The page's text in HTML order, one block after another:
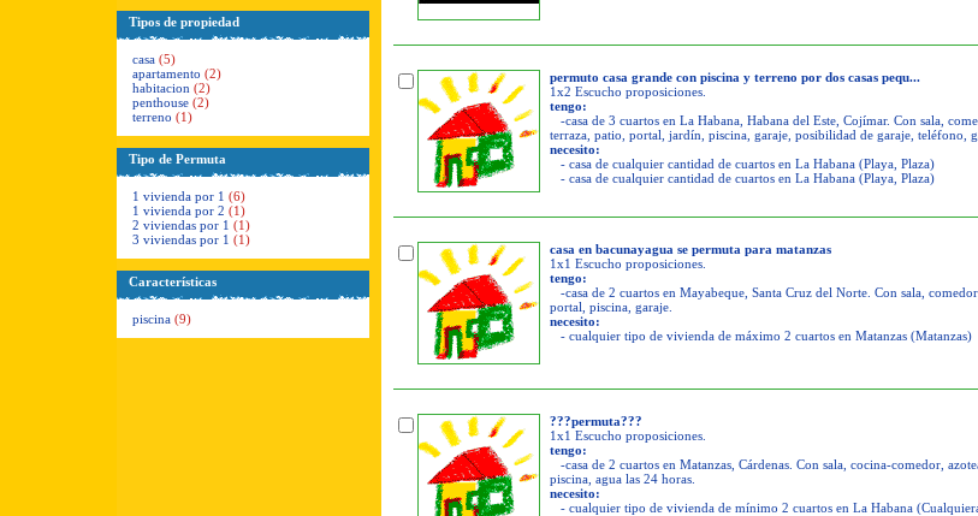
Tipos de propiedad
casa (5)
apartamento (2)
habitacion (2)
penthouse (2)
terreno (1)
Tipo de Permuta
1 vivienda por 1 (6)
1 vivienda por 2 (1)
2 viviendas por 1 (1)
3 viviendas por 1 (1)
Características
piscina (9)
permuto casa grande con piscina y terreno por dos casas pequ...
1x2 Escucho proposiciones.
tengo:
-casa de 3 cuartos en La Habana, Habana del Este, Cojímar. Con sala,
terraza, patio, portal, jardín, piscina, garaje, posibilidad de garaje, teléfono,
necesito:
- casa de cualquier cantidad de cuartos en La Habana (Playa, Plaza)
- casa de cualquier cantidad de cuartos en La Habana (Playa, Plaza)
casa en bacunayagua se permuta para matanzas
1x1 Escucho proposiciones.
tengo:
-casa de 2 cuartos en Mayabeque, Santa Cruz del Norte. Con sala,
portal, piscina, garaje.
necesito:
- cualquier tipo de vivienda de máximo 2 cuartos en Matanzas (Matanzas)
???permuta???
1x1 Escucho proposiciones.
tengo:
-casa de 2 cuartos en Matanzas, Cárdenas. Con sala, cocina-comedor,
piscina, agua las 24 horas.
necesito:
- cualquier tipo de vivienda de mínimo 2 cuartos en La Habana